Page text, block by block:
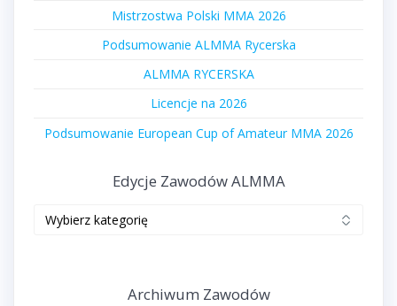
Mistrzostwa Polski MMA 2026
Podsumowanie ALMMA Rycerska
ALMMA RYCERSKA
Licencje na 2026
Podsumowanie European Cup of Amateur MMA 2026
Edycje Zawodów ALMMA
Archiwum Zawodów